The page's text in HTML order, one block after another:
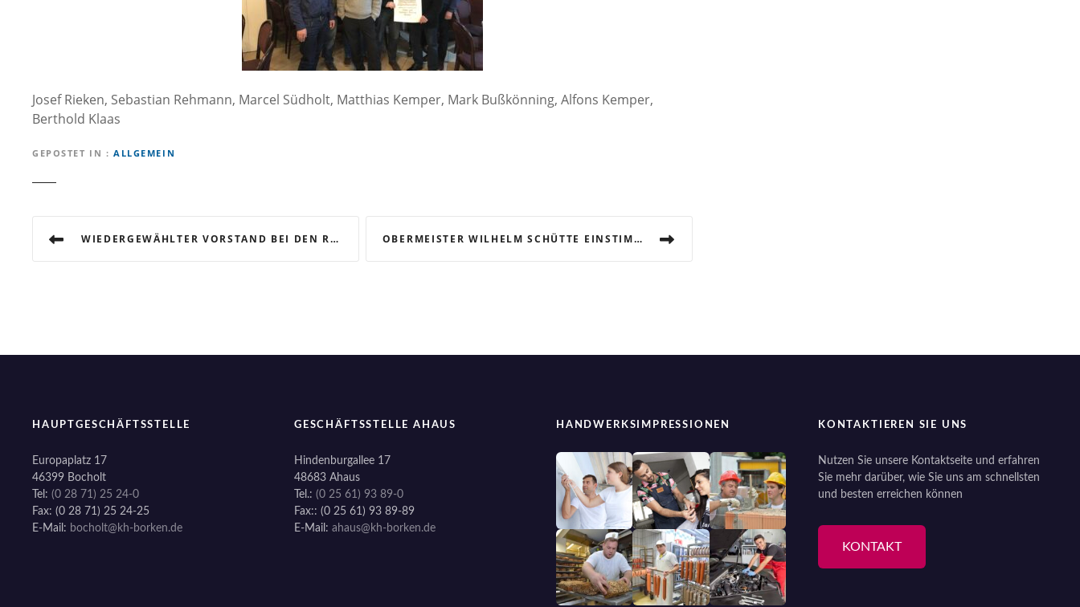
Josef Rieken, Sebastian Rehmann, Marcel Südholt, Matthias Kemper, Mark Bußkönning, Alfons Kemper,
Berthold Klaas
GEPOSTET IN ALLGEMEIN
r
g
s
n
a
WIEDERGEWÄHLTER VORSTAND BEI DEN REGIONALEN UNTERNEHMERFRAUEN IM HANDWERK (UFH) OBERMEISTER WILHELM SCHÜTTE EINSTIMMIG ZUM OBERMEISTER WIEDERGEWÄHLT
HAUPTGESCHÄFTSSTELLE
Europaplatz 17
46399 Bocholt
Tel: (0 28 71) 25 24-0
Fax: (0 28 71) 25 24-25
E-Mail: bocholt@kh-borken.de
GESCHÄFTSSTELLE AHAUS
Hindenburgallee 17
48683 Ahaus
Tel.: (0 25 61) 93 89-0
Fax:: (0 25 61) 93 89-89
E-Mail: ahaus@kh-borken.de
HANDWERKSIMPRESSIONEN KONTAKTIEREN SIE UNS
Nutzen Sie unsere Kontaktseite und erfahren
Sie mehr darüber, wie Sie uns am schnellsten
und besten erreichen können
KONTAKT